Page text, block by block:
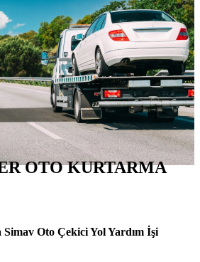
OTO KURTARMA
Oto Çekici Yol Yardım İşi